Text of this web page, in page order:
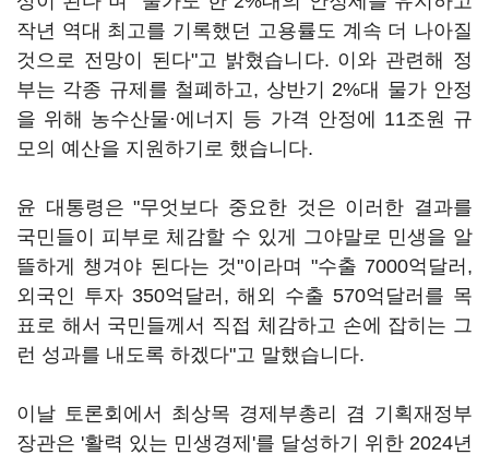
작년 역대 최고를 기록했던 고용률도 계속 더 나아질
것으로 전망이 된다"고 밝혔습니다. 이와 관련해 정
부는 각종 규제를 철폐하고, 상반기 2%대 물가 안정
을 위해 농수산물·에너지 등 가격 안정에 11조원 규
모의 예산을 지원하기로 했습니다.
윤 대통령은 "무엇보다 중요한 것은 이러한 결과를
국민들이 피부로 체감할 수 있게 그야말로 민생을 알
뜰하게 챙겨야 된다는 것"이라며 "수출 7000억달러,
외국인 투자 350억달러, 해외 수출 570억달러를 목
표로 해서 국민들께서 직접 체감하고 손에 잡히는 그
런 성과를 내도록 하겠다"고 말했습니다.
이날 토론회에서 최상목 경제부총리 겸 기획재정부
장관은 '활력 있는 민생경제'를 달성하기 위한 2024년